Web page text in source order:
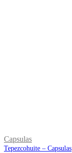
Capsulas
Tepezcohuite – Capsulas